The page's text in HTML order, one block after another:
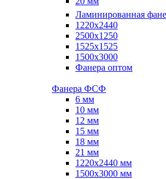
Ламинированная
1220x2440
2500x1250
1525x1525
1500x3000
Фанера оптом
Фанера ФСФ
6 мм
10 мм
12 мм
15 мм
18 мм
21 мм
1220х2440 мм
1500х3000 мм